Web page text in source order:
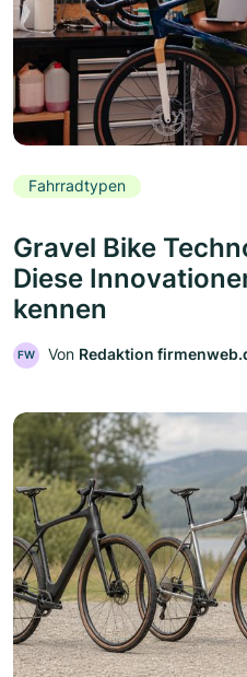
Fahrradtypen
Gravel Bike
Diese
kennen
FW Von Redaktion